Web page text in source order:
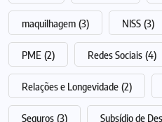
maquilhagem (3) NISS (3)
PME (2) Redes Sociais (4)
Relações e Longevidade (2)
Seguros (3) Subsídio de